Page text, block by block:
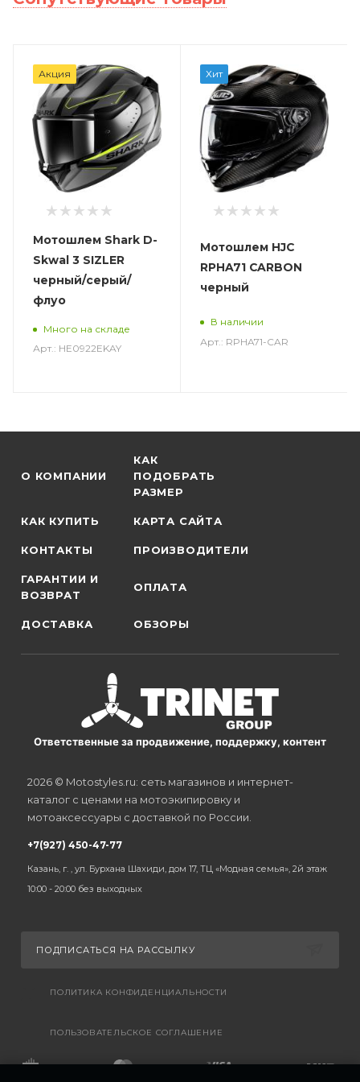
Акция
Мотошлем Shark D-
Skwal 3 SIZLER
черный/серый/
флуо
Много на складе
Арт.: HE0922EKAY
Хит
Мотошлем HJC
RPHA71 CARBON
черный
В наличии
Арт.: RPHA71-CAR
О КОМПАНИИ
КАК
ПОДОБРАТЬ
РАЗМЕР
КАК КУПИТЬ КАРТА САЙТА
КОНТАКТЫ ПРОИЗВОДИТЕЛИ
ГАРАНТИИ И
ВОЗВРАТ
ОПЛАТА
ДОСТАВКА ОБЗОРЫ
Ответственные за продвижение, поддержку, контент
2026 © Motostyles.ru: сеть магазинов и интернет-
каталог с ценами на мотоэкипировку и
мотоаксессуары с доставкой по России.
+7(927) 450-47-77
Казань, г. , ул. Бурхана Шахиди, дом 17, ТЦ «Модная семья», 2й этаж
10:00 - 20:00 без выходных
ПОДПИСАТЬСЯ НА РАССЫЛКУ
ПОЛИТИКА КОНФИДЕНЦИАЛЬНОСТИ
ПОЛЬЗОВАТЕЛЬСКОЕ СОГЛАШЕНИЕ